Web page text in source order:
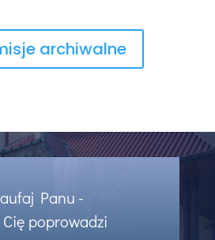
archiwalne
Panu -
Cię poprowadzi